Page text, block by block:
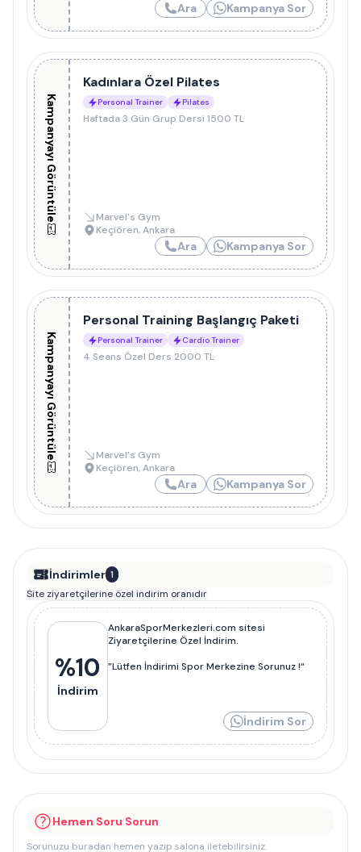
Ara Kampanya Sor
Kampanyayı Görüntüle
Kadınlara Özel Pilates
Personal Trainer Pilates
Haftada 3 Gün Grup Dersi 1500 TL
Marvel's Gym
Keçiören,Ankara
Ara Kampanya Sor
Kampanyayı Görüntüle
Personal Training Başlangıç Paketi
Personal Trainer Cardio Trainer
4 Seans Özel Ders 2000 TL
Marvel's Gym
Keçiören,Ankara
Ara Kampanya Sor
İndirimler 1
Site ziyaretçilerine özel indirim oranıdır
%10
İndirim
AnkaraSporMerkezleri.com sitesi
Ziyaretçilerine Özel İndirim.
”Lütfen İndirimi Spor Merkezine Sorunuz !“
İndirim Sor
Hemen Soru Sorun
Sorunuzu buradan hemen yazıp salona iletebilirsiniz.